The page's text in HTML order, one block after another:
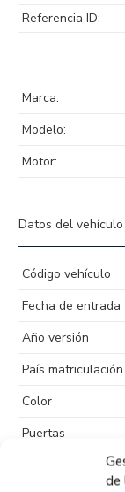
de
Referencia ID:
Marca:
Modelo:
Motor:
Datos del vehículo
Código vehículo
Fecha de entrada
Año versión
País matriculación
Color
Puertas